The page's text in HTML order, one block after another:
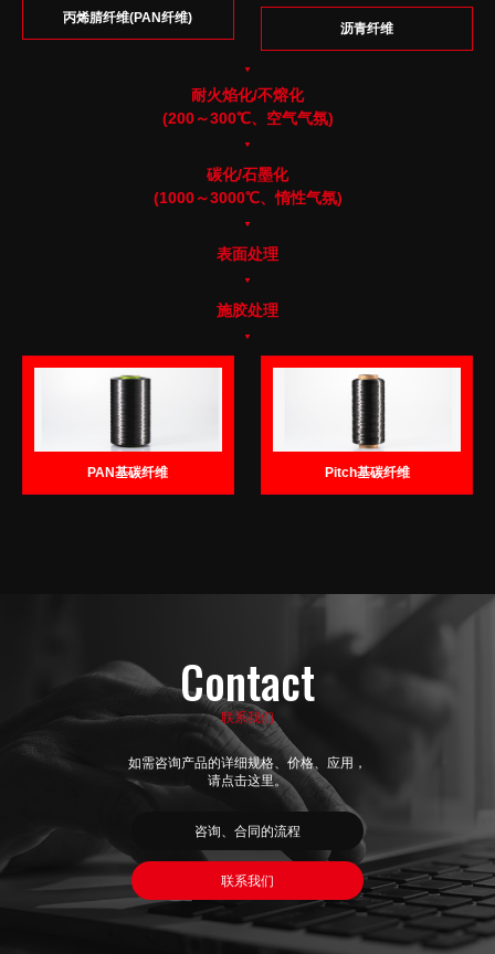
丙烯腈纤维(PAN纤维)
沥青纤维
耐火焰化/不熔化
(200～300℃、空气气氛)
碳化/石墨化
(1000～3000℃、惰性气氛)
表面处理
施胶处理
PAN基碳纤维 Pitch基碳纤维
Contact
联系我们
如需咨询产品的详细规格、价格、应用，
请点击这里。
咨询、合同的流程
联系我们